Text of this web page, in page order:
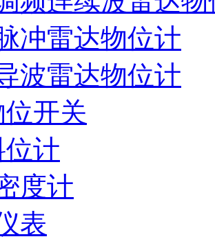
冲雷达物位计
波雷达物位计
开关
计
度计
表